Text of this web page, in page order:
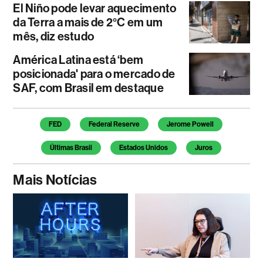
El Niño pode levar aquecimento
da Terra a mais de 2°C em um
mês, diz estudo
América Latina está ‘bem
posicionada' para o mercado de
SAF, com Brasil em destaque
Temas deste artigo
FED Federal Reserve Jerome Powell
Últimas Brasil Estados Unidos Juros
Mais Notícias